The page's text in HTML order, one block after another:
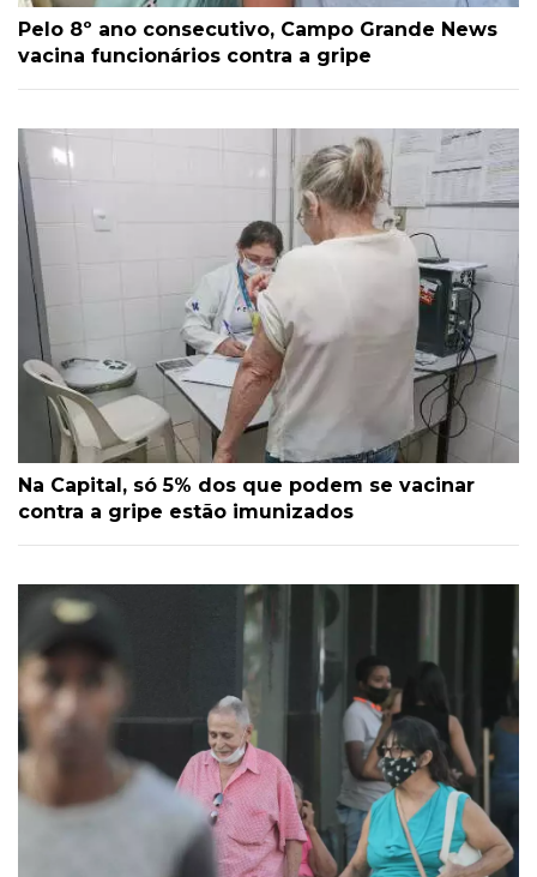
Pelo 8º ano consecutivo, Campo Grande News
vacina funcionários contra a gripe
Na Capital, só 5% dos que podem se vacinar
contra a gripe estão imunizados